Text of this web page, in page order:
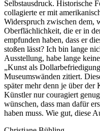
Selbstausdruck. Historische
collagierte er mit
Widerspruch zwischen dem,
Oberflächlichkeit, die er in
empfunden haben, dass er
stoßen lässt? Ich bin lange
Ausstellung, habe lange
„Kunst als
Museumswänden zitiert.
später mehr denn je über der
Künstler nur couragiert
wünschen, dass man dafür
haben muss. Wie gut, diese